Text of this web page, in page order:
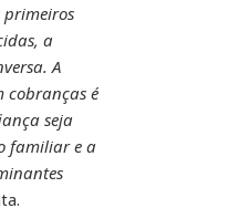
primeiros
a
A
cobranças é
seja
familiar e a